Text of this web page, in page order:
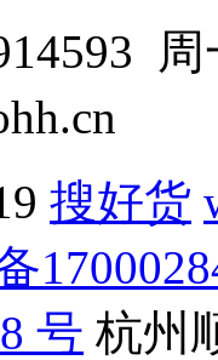
搜好货
号 杭州